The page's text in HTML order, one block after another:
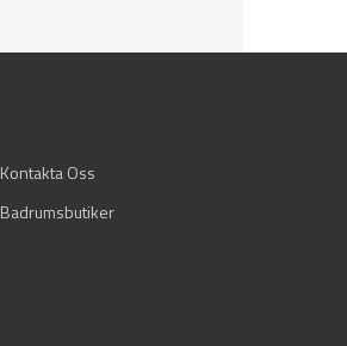
Kontakta Oss
Badrumsbutiker